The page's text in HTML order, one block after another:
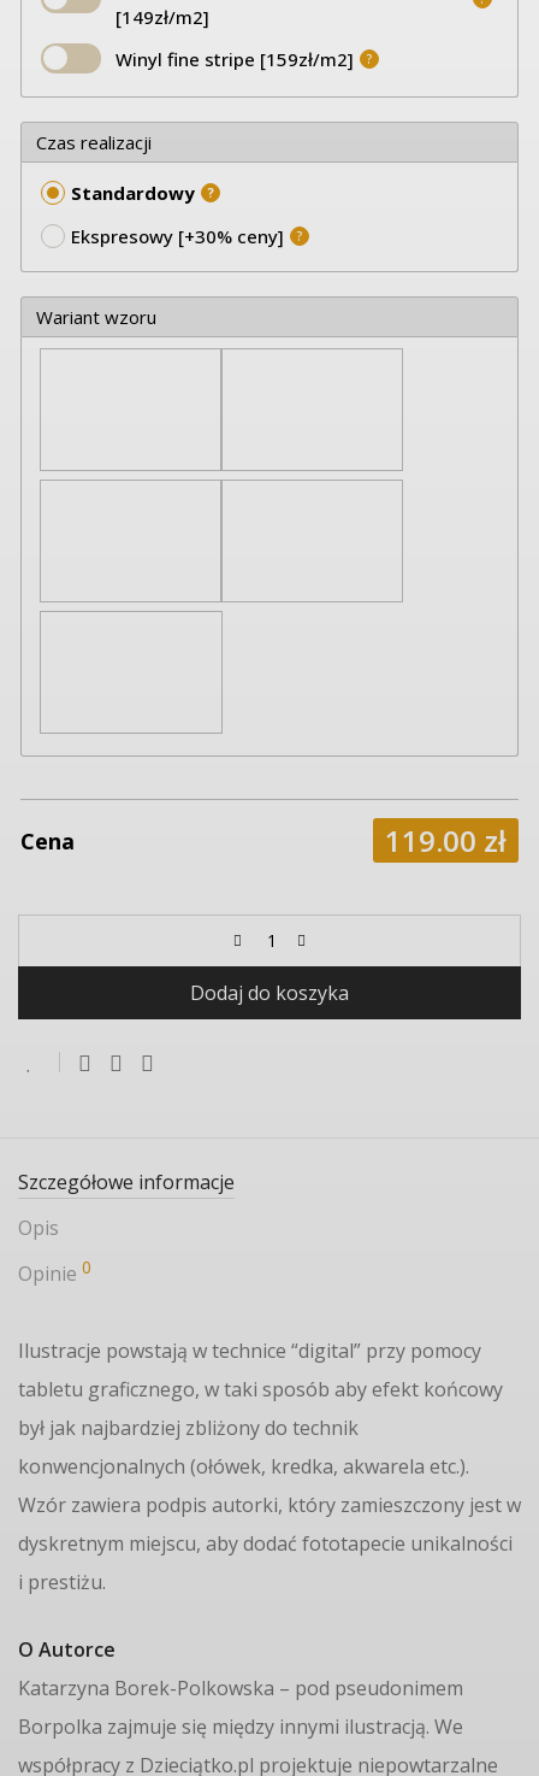
[149zł/m2]
Winyl fine stripe [159zł/m2] ?
Czas realizacji
Standardowy ?
Ekspresowy [+30% ceny] ?
Wariant wzoru
Cena 119.00 zł
Dodaj do koszyka
Szczegółowe informacje
Opis
Opinie 0
Ilustracje powstają w technice “digital” przy pomocy
tabletu graficznego, w taki sposób aby efekt końcowy
był jak najbardziej zbliżony do technik
konwencjonalnych (ołówek, kredka, akwarela etc.).
Wzór zawiera podpis autorki, który zamieszczony jest w
dyskretnym miejscu, aby dodać fototapecie unikalności
i prestiżu.
O Autorce
Katarzyna Borek-Polkowska – pod pseudonimem
Borpolka zajmuje się między innymi ilustracją. We
współpracy z Dzieciątko.pl projektuje niepowtarzalne